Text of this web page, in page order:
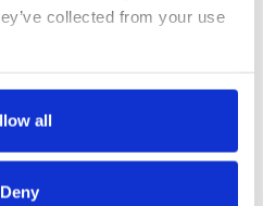
collected from your use
all
Deny